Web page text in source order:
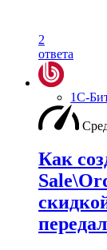
2
ответа
1С-
Как